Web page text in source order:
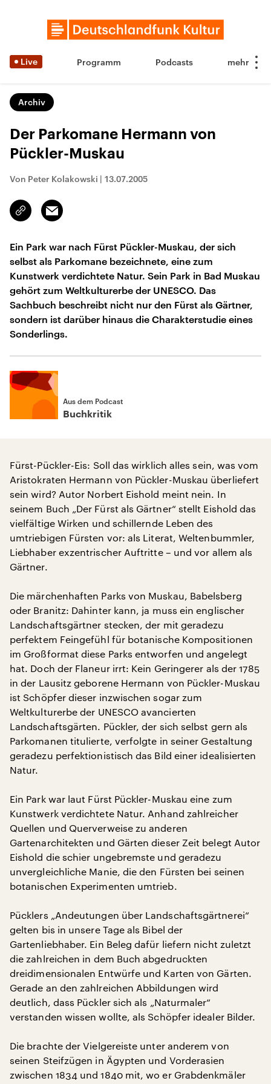
Live Programm Podcasts
Archiv
Der Parkomane Hermann von
Pückler-Muskau
Von Peter Kolakowski | 13.07.2005
Link
kopieren/teilen
Email
Ein Park war nach Fürst Pückler-Muskau, der sich
selbst als Parkomane bezeichnete, eine zum
Kunstwerk verdichtete Natur. Sein Park in Bad Muskau
gehört zum Weltkulturerbe der UNESCO. Das
Sachbuch beschreibt nicht nur den Fürst als Gärtner,
sondern ist darüber hinaus die Charakterstudie eines
Sonderlings.
Aus dem Podcast
Buchkritik
Fürst-Pückler-Eis: Soll das wirklich alles sein, was vom
Aristokraten Hermann von Pückler-Muskau überliefert
sein wird? Autor Norbert Eishold meint nein. In
seinem Buch „Der Fürst als Gärtner“ stellt Eishold das
vielfältige Wirken und schillernde Leben des
umtriebigen Fürsten vor: als Literat, Weltenbummler,
Liebhaber exzentrischer Auftritte – und vor allem als
Gärtner.
Die märchenhaften Parks von Muskau, Babelsberg
oder Branitz: Dahinter kann, ja muss ein englischer
Landschaftsgärtner stecken, der mit geradezu
perfektem Feingefühl für botanische Kompositionen
im Großformat diese Parks entworfen und angelegt
hat. Doch der Flaneur irrt: Kein Geringerer als der 1785
in der Lausitz geborene Hermann von Pückler-Muskau
ist Schöpfer dieser inzwischen sogar zum
Weltkulturerbe der UNESCO avancierten
Landschaftsgärten. Pückler, der sich selbst gern als
Parkomanen titulierte, verfolgte in seiner Gestaltung
geradezu perfektionistisch das Bild einer idealisierten
Natur.
Ein Park war laut Fürst Pückler-Muskau eine zum
Kunstwerk verdichtete Natur. Anhand zahlreicher
Quellen und Querverweise zu anderen
Gartenarchitekten und Gärten dieser Zeit belegt Autor
Eishold die schier ungebremste und geradezu
unvergleichliche Manie, die den Fürsten bei seinen
botanischen Experimenten umtrieb.
Pücklers „Andeutungen über Landschaftsgärtnerei“
gelten bis in unsere Tage als Bibel der
Gartenliebhaber. Ein Beleg dafür liefern nicht zuletzt
die zahlreichen in dem Buch abgedruckten
dreidimensionalen Entwürfe und Karten von Gärten.
Gerade an den zahlreichen Abbildungen wird
deutlich, dass Pückler sich als „Naturmaler“
verstanden wissen wollte, als Schöpfer idealer Bilder.
Die brachte der Vielgereiste unter anderem von
seinen Steifzügen in Ägypten und Vorderasien
zwischen 1834 und 1840 mit, wo er Grabdenkmäler